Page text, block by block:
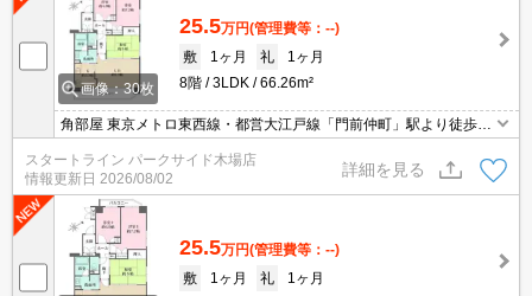
画像：30枚
25.5万円(管理費等：--)
敷
1ヶ月 礼
1ヶ月
8階
3LDK 66.26m²
角部屋 東京メトロ東西線・都営大江戸線「門前仲町」駅より徒歩9
分 オートロック 追い炊きバス
スタートライン パークサイド木場店
情報更新日 2026/08/02
詳細を見る
25.5万円(管理費等：--)
敷
1ヶ月 礼
1ヶ月